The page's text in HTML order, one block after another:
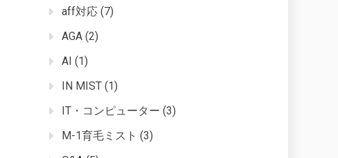
aff対応 (7)
AGA (2)
AI (1)
IN MIST (1)
IT・コンピューター (3)
M-1育毛ミスト (3)